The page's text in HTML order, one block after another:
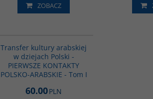
ZOBACZ
Transfer kultury arabskiej
w dziejach Polski -
PIERWSZE KONTAKTY
POLSKO-ARABSKIE - Tom I
60.00PLN